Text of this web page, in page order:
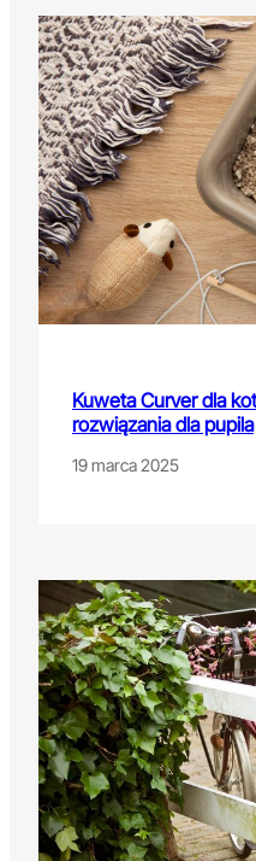
Kuweta Curver dla
rozwiązania dla pupila
19 marca 2025